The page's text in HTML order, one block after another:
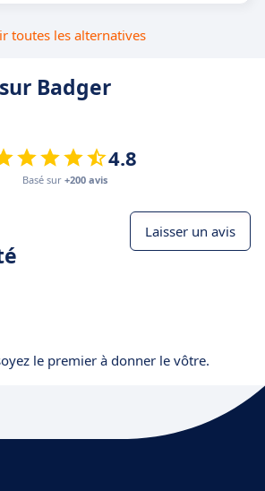
toutes les alternatives
Badger
4.8
Basé sur +200 avis
Laisser un avis
le premier à donner le vôtre.